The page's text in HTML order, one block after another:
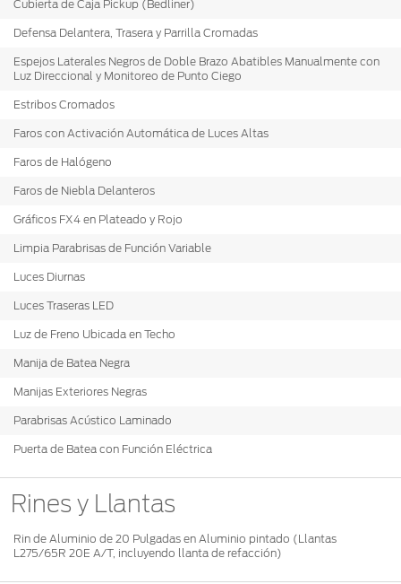
Cubierta de Caja Pickup (Bedliner)
Defensa Delantera, Trasera y Parrilla Cromadas
Espejos Laterales Negros de Doble Brazo Abatibles Manualmente con
Luz Direccional y Monitoreo de Punto Ciego
Estribos Cromados
Faros con Activación Automática de Luces Altas
Faros de Halógeno
Faros de Niebla Delanteros
Gráficos FX4 en Plateado y Rojo
Limpia Parabrisas de Función Variable
Luces Diurnas
Luces Traseras LED
Luz de Freno Ubicada en Techo
Manija de Batea Negra
Manijas Exteriores Negras
Parabrisas Acústico Laminado
Puerta de Batea con Función Eléctrica
Rines y Llantas
Rin de Aluminio de 20 Pulgadas en Aluminio pintado (Llantas
L275/65R 20E A/T, incluyendo llanta de refacción)